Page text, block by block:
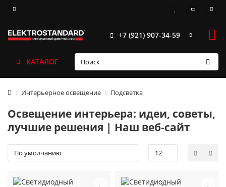
+7 (921) 907-34-59
КАТАЛОГ
Интерьерное освещение Подсветка
Освещение интерьера: идеи, советы,
лучшие решения | Наш веб-сайт